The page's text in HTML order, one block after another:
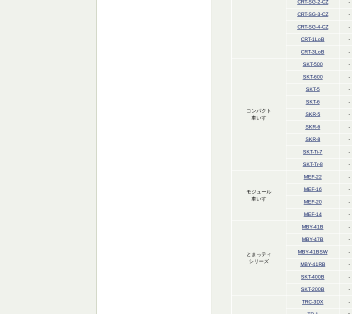
CRT-SG-2-CZ -
CRT-SG-3-CZ -
CRT-SG-4-CZ -
CRT-1LoB -
CRT-3LoB -
コンパクト
車いす
SKT-500 -
SKT-600 -
SKT-5 -
SKT-6 -
SKR-5 -
SKR-6 -
SKR-8 -
SKT-Ti-7 -
SKT-Tr-8 -
モジュール
車いす
MEF-22 -
MEF-16 -
MEF-20 -
MEF-14 -
とまっティ
シリーズ
MBY-41B -
MBY-47B -
MBY-41BSW -
MBY-41RB -
SKT-400B -
SKT-200B -
TRC-3DX -